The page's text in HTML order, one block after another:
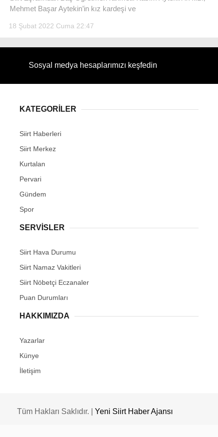
Facebook
Mehmet Başar Aytekin’in kız kardeşi ve
18 Şubat 2022 Cuma 22:47
Sosyal medya hesaplarımızı keşfedin
KATEGORİLER
Siirt Haberleri
Siirt Merkez
Kurtalan
Pervari
Gündem
Spor
SERVİSLER
Siirt Hava Durumu
Siirt Namaz Vakitleri
Siirt Nöbetçi Eczanaler
Puan Durumları
HAKKIMIZDA
Yazarlar
Künye
İletişim
Tüm Hakları Saklıdır. | Yeni Siirt Haber Ajansı